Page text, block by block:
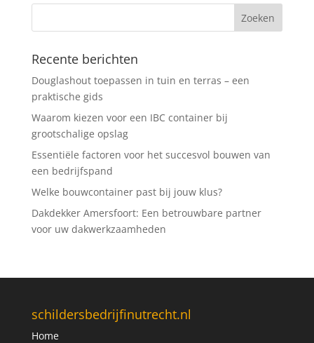
Recente berichten
Douglashout toepassen in tuin en terras – een
praktische gids
Waarom kiezen voor een IBC container bij
grootschalige opslag
Essentiële factoren voor het succesvol bouwen van
een bedrijfspand
Welke bouwcontainer past bij jouw klus?
Dakdekker Amersfoort: Een betrouwbare partner
voor uw dakwerkzaamheden
schildersbedrijfinutrecht.nl
Home